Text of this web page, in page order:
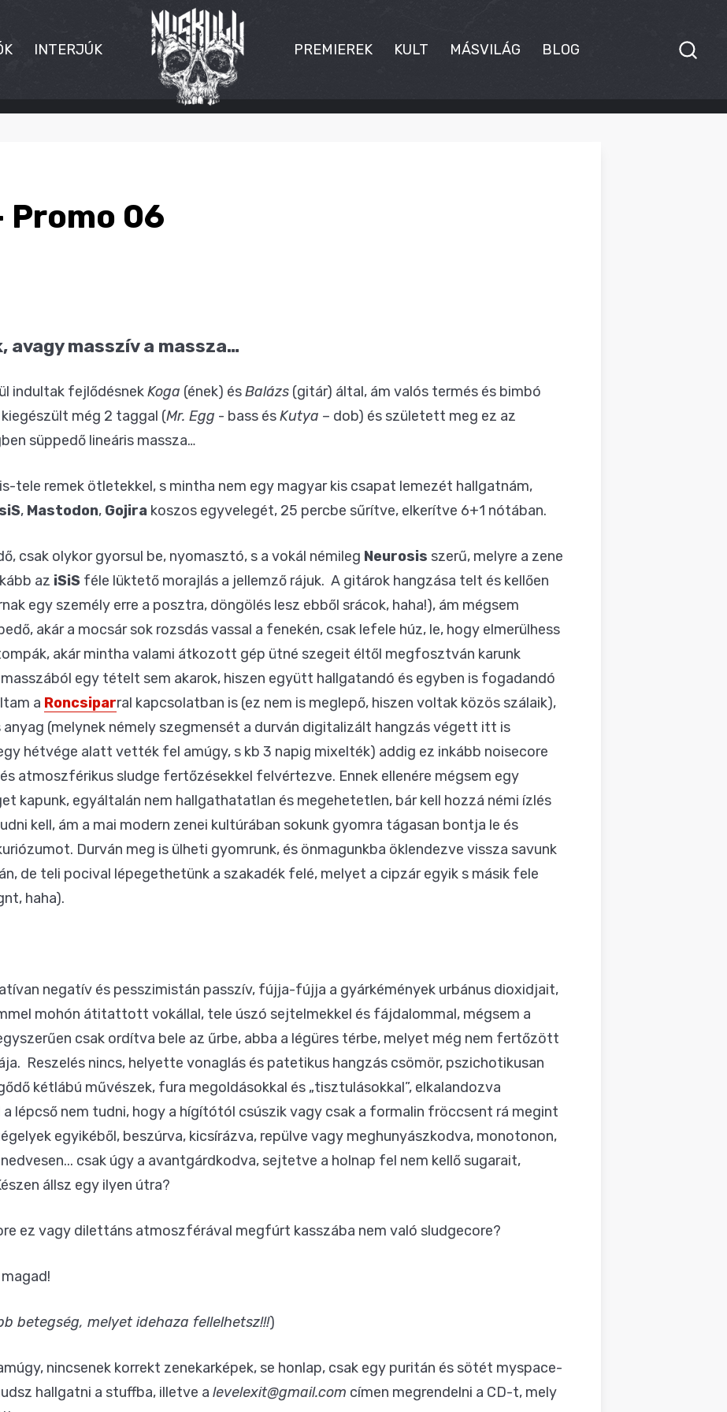
INTERJÚK PREMIEREK KULT MÁSVILÁG BLOG
Promo 06
avagy masszív a massza…
indultak fejlődésnekKoga (ének) ésBalázs (gitár) által, ám valós termés és bimbó
még 2 taggal (Mr. Egg - bass ésKutya – dob) és született meg ez az
süppedő lineáris massza…
tele remek ötletekkel, s mintha nem egy magyar kis csapat lemezét hallgatnám,
, Mastodon, Gojira koszos egyvelegét, 25 percbe sűrítve, elkerítve 6+1 nótában.
csak olykor gyorsul be, nyomasztó, s a vokál némileg Neurosis szerű, melyre a zene
az iSiS féle lüktető morajlás a jellemző rájuk. A gitárok hangzása telt és kellően
egy személy erre a posztra, döngölés lesz ebből srácok, haha!), ám mégsem
akár a mocsár sok rozsdás vassal a fenekén, csak lefele húz, le, hogy elmerülhess
akár mintha valami átkozott gép ütné szegeit éltől megfosztván karunk
egy tételt sem akarok, hiszen együtt hallgatandó és egyben is fogadandó
a Roncsiparral kapcsolatban is (ez nem is meglepő, hiszen voltak közös szálaik),
(melynek némely szegmensét a durván digitalizált hangzás végett itt is
hétvége alatt vették fel amúgy, s kb 3 napig mixelték) addig ez inkább noisecore
atmoszférikus sludge fertőzésekkel felvértezve. Ennek ellenére mégsem egy
kapunk, egyáltalán nem hallgathatatlan és megehetetlen, bár kell hozzá némi ízlés
kell, ám a mai modern zenei kultúrában sokunk gyomra tágasan bontja le és
Durván meg is ülheti gyomrunk, és önmagunkba öklendezve vissza savunk
de teli pocival lépegethetünk a szakadék felé, melyet a cipzár egyik s másik fele
haha).
negatív és pesszimistán passzív, fújja-fújja a gyárkémények urbánus dioxidjait,
mohón átitattott vokállal, tele úszó sejtelmekkel és fájdalommal, mégsem a
csak ordítva bele az űrbe, abba a légüres térbe, melyet még nem fertőzött
Reszelés nincs, helyette vonaglás és patetikus hangzás csömör, pszichotikusan
kétlábú művészek, fura megoldásokkal és „tisztulásokkal”, elkalandozva
a lépcső nem tudni, hogy a hígítótól csúszik vagy csak a formalin fröccsent rá megint
egyikéből, beszúrva, kicsírázva, repülve vagy meghunyászkodva, monotonon,
csak úgy a avantgárdkodva, sejtetve a holnap fel nem kellő sugarait,
állsz egy ilyen útra?
ez vagy dilettáns atmoszférával megfúrt kasszába nem való sludgecore?
betegség, melyet idehaza fellelhetsz!!!)
nincsenek korrekt zenekarképek, se honlap, csak egy puritán és sötét myspace-
hallgatni a stuffba, illetve a levelexit@gmail.com címen megrendelni a CD-t, mely